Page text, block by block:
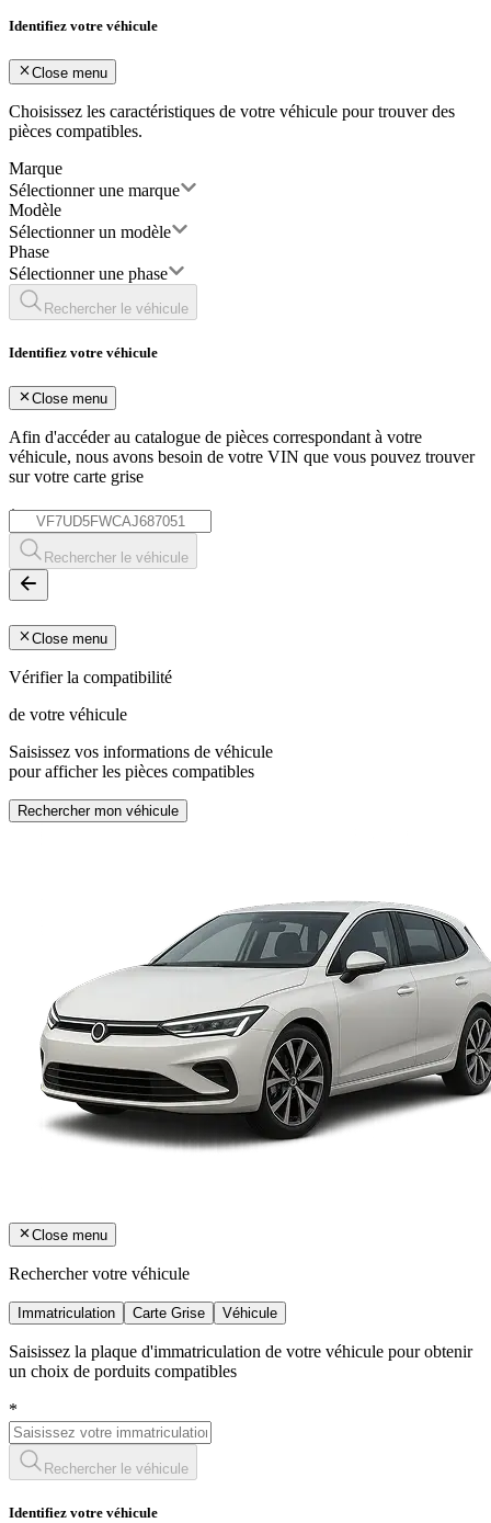
Identifiez votre véhicule
Close menu
Choisissez les caractéristiques de votre véhicule pour trouver des
pièces compatibles.
Marque
Sélectionner une marque
Modèle
Sélectionner un modèle
Phase
Sélectionner une phase
Rechercher le véhicule
Identifiez votre véhicule
Close menu
Afin d'accéder au catalogue de pièces correspondant à votre
véhicule, nous avons besoin de votre VIN que vous pouvez trouver
sur votre carte grise
*
Rechercher le véhicule
Close menu
Vérifier la compatibilité
de votre véhicule
Saisissez vos informations de véhicule
pour afficher les pièces compatibles
Rechercher mon véhicule
Close menu
Rechercher votre véhicule
Immatriculation Carte Grise Véhicule
Saisissez la plaque d'immatriculation de votre véhicule pour obtenir
un choix de porduits compatibles
*
Rechercher le véhicule
Identifiez votre véhicule